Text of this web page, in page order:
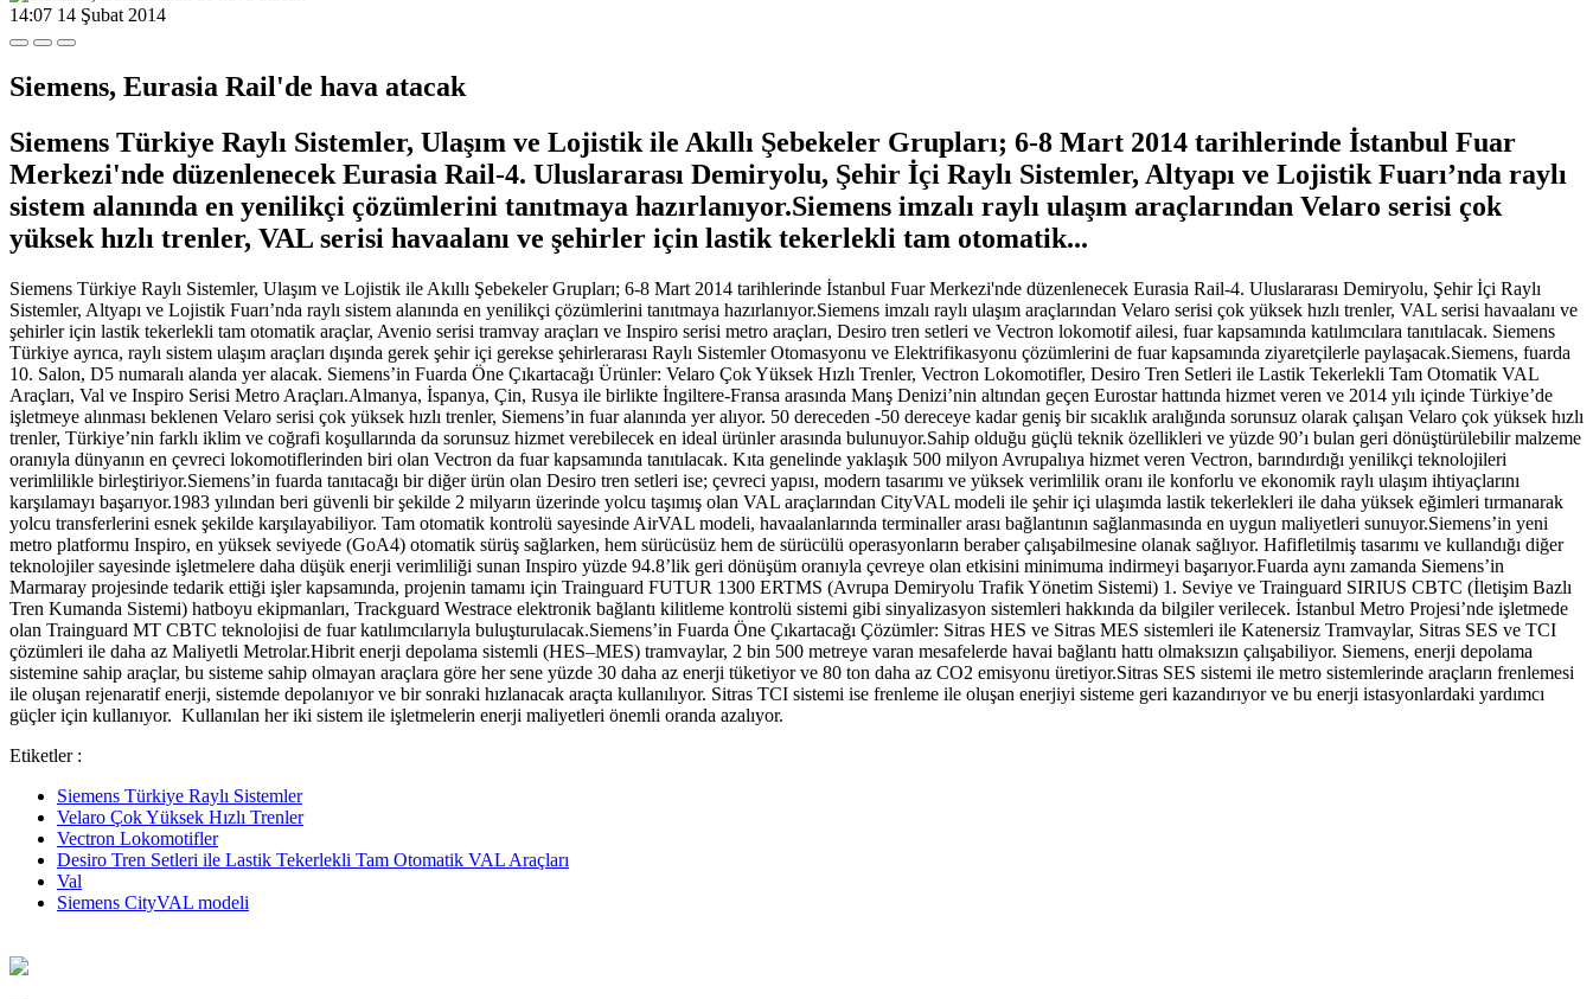
14:07 14 Şubat 2014
Siemens, Eurasia Rail'de hava atacak
Siemens Türkiye Raylı Sistemler, Ulaşım ve Lojistik ile Akıllı Şebekeler Grupları; 6-8 Mart 2014 tarihlerinde İstanbul Fuar
Merkezi'nde düzenlenecek Eurasia Rail-4. Uluslararası Demiryolu, Şehir İçi Raylı Sistemler, Altyapı ve Lojistik Fuarı’nda raylı
sistem alanında en yenilikçi çözümlerini tanıtmaya hazırlanıyor.Siemens imzalı raylı ulaşım araçlarından Velaro serisi çok
yüksek hızlı trenler, VAL serisi havaalanı ve şehirler için lastik tekerlekli tam otomatik...
Siemens Türkiye Raylı Sistemler, Ulaşım ve Lojistik ile Akıllı Şebekeler Grupları; 6-8 Mart 2014 tarihlerinde İstanbul Fuar Merkezi'nde düzenlenecek Eurasia Rail-4. Uluslararası Demiryolu, Şehir İçi Raylı
Sistemler, Altyapı ve Lojistik Fuarı’nda raylı sistem alanında en yenilikçi çözümlerini tanıtmaya hazırlanıyor.Siemens imzalı raylı ulaşım araçlarından Velaro serisi çok yüksek hızlı trenler, VAL serisi havaalanı ve
şehirler için lastik tekerlekli tam otomatik araçlar, Avenio serisi tramvay araçları ve Inspiro serisi metro araçları, Desiro tren setleri ve Vectron lokomotif ailesi, fuar kapsamında katılımcılara tanıtılacak. Siemens
Türkiye ayrıca, raylı sistem ulaşım araçları dışında gerek şehir içi gerekse şehirlerarası Raylı Sistemler Otomasyonu ve Elektrifikasyonu çözümlerini de fuar kapsamında ziyaretçilerle paylaşacak.Siemens, fuarda
10. Salon, D5 numaralı alanda yer alacak. Siemens’in Fuarda Öne Çıkartacağı Ürünler: Velaro Çok Yüksek Hızlı Trenler, Vectron Lokomotifler, Desiro Tren Setleri ile Lastik Tekerlekli Tam Otomatik VAL
Araçları, Val ve Inspiro Serisi Metro Araçları.Almanya, İspanya, Çin, Rusya ile birlikte İngiltere-Fransa arasında Manş Denizi’nin altından geçen Eurostar hattında hizmet veren ve 2014 yılı içinde Türkiye’de
işletmeye alınması beklenen Velaro serisi çok yüksek hızlı trenler, Siemens’in fuar alanında yer alıyor. 50 dereceden -50 dereceye kadar geniş bir sıcaklık aralığında sorunsuz olarak çalışan Velaro çok yüksek hızlı
trenler, Türkiye’nin farklı iklim ve coğrafi koşullarında da sorunsuz hizmet verebilecek en ideal ürünler arasında bulunuyor.Sahip olduğu güçlü teknik özellikleri ve yüzde 90’ı bulan geri dönüştürülebilir malzeme
oranıyla dünyanın en çevreci lokomotiflerinden biri olan Vectron da fuar kapsamında tanıtılacak. Kıta genelinde yaklaşık 500 milyon Avrupalıya hizmet veren Vectron, barındırdığı yenilikçi teknolojileri
verimlilikle birleştiriyor.Siemens’in fuarda tanıtacağı bir diğer ürün olan Desiro tren setleri ise; çevreci yapısı, modern tasarımı ve yüksek verimlilik oranı ile konforlu ve ekonomik raylı ulaşım ihtiyaçlarını
karşılamayı başarıyor.1983 yılından beri güvenli bir şekilde 2 milyarın üzerinde yolcu taşımış olan VAL araçlarından CityVAL modeli ile şehir içi ulaşımda lastik tekerlekleri ile daha yüksek eğimleri tırmanarak
yolcu transferlerini esnek şekilde karşılayabiliyor. Tam otomatik kontrolü sayesinde AirVAL modeli, havaalanlarında terminaller arası bağlantının sağlanmasında en uygun maliyetleri sunuyor.Siemens’in yeni
metro platformu Inspiro, en yüksek seviyede (GoA4) otomatik sürüş sağlarken, hem sürücüsüz hem de sürücülü operasyonların beraber çalışabilmesine olanak sağlıyor. Hafifletilmiş tasarımı ve kullandığı diğer
teknolojiler sayesinde işletmelere daha düşük enerji verimliliği sunan Inspiro yüzde 94.8’lik geri dönüşüm oranıyla çevreye olan etkisini minimuma indirmeyi başarıyor.Fuarda aynı zamanda Siemens’in
Marmaray projesinde tedarik ettiği işler kapsamında, projenin tamamı için Trainguard FUTUR 1300 ERTMS (Avrupa Demiryolu Trafik Yönetim Sistemi) 1. Seviye ve Trainguard SIRIUS CBTC (İletişim Bazlı
Tren Kumanda Sistemi) hatboyu ekipmanları, Trackguard Westrace elektronik bağlantı kilitleme kontrolü sistemi gibi sinyalizasyon sistemleri hakkında da bilgiler verilecek. İstanbul Metro Projesi’nde işletmede
olan Trainguard MT CBTC teknolojisi de fuar katılımcılarıyla buluşturulacak.Siemens’in Fuarda Öne Çıkartacağı Çözümler: Sitras HES ve Sitras MES sistemleri ile Katenersiz Tramvaylar, Sitras SES ve TCI
çözümleri ile daha az Maliyetli Metrolar.Hibrit enerji depolama sistemli (HES–MES) tramvaylar, 2 bin 500 metreye varan mesafelerde havai bağlantı hattı olmaksızın çalışabiliyor. Siemens, enerji depolama
sistemine sahip araçlar, bu sisteme sahip olmayan araçlara göre her sene yüzde 30 daha az enerji tüketiyor ve 80 ton daha az CO2 emisyonu üretiyor.Sitras SES sistemi ile metro sistemlerinde araçların frenlemesi
ile oluşan rejenaratif enerji, sistemde depolanıyor ve bir sonraki hızlanacak araçta kullanılıyor. Sitras TCI sistemi ise frenleme ile oluşan enerjiyi sisteme geri kazandırıyor ve bu enerji istasyonlardaki yardımcı
güçler için kullanıyor. Kullanılan her iki sistem ile işletmelerin enerji maliyetleri önemli oranda azalıyor.
Etiketler :
Siemens Türkiye Raylı Sistemler
Velaro Çok Yüksek Hızlı Trenler
Vectron Lokomotifler
Desiro Tren Setleri ile Lastik Tekerlekli Tam Otomatik VAL Araçları
Val
Siemens CityVAL modeli